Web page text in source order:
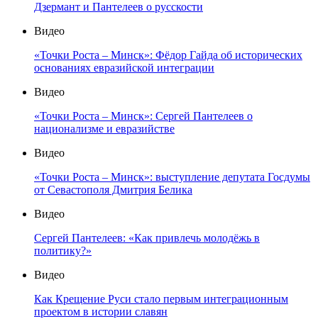
Дзермант и Пантелеев о русскости
Видео
«Точки Роста – Минск»: Фёдор Гайда об исторических
основаниях евразийской интеграции
Видео
«Точки Роста – Минск»: Сергей Пантелеев о
национализме и евразийстве
Видео
«Точки Роста – Минск»: выступление депутата Госдумы
от Севастополя Дмитрия Белика
Видео
Сергей Пантелеев: «Как привлечь молодёжь в
политику?»
Видео
Как Крещение Руси стало первым интеграционным
проектом в истории славян